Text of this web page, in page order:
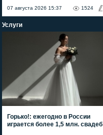
07 августа 2026 15:37 1524
Услуги
Горько!: ежегодно в России
играется более 1,5 млн. свадеб